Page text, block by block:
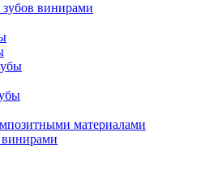
винирами
материалами